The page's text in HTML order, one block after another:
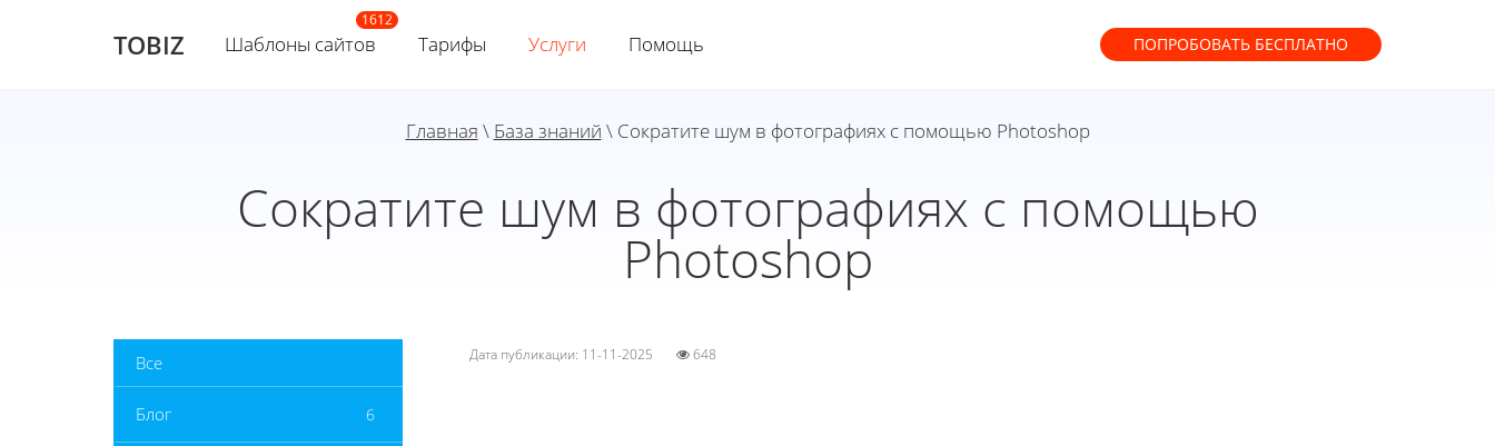
TOBIZ Шаблоны сайтов Тарифы Услуги Помощь ПОПРОБОВАТЬ БЕСПЛАТНО
Главная \ База знаний \ Сократите шум в фотографиях с помощью Photoshop
Сократите шум в фотографиях с помощью
Photoshop
Все
Блог 6
Дата публикации: 11-11-2025 648